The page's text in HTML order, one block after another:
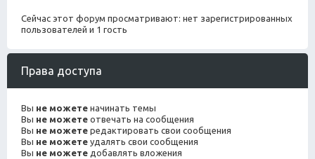
Сейчас этот форум просматривают: нет зарегистрированных
пользователей и 1 гость
Права доступа
Вы не можете начинать темы
Вы не можете отвечать на сообщения
Вы не можете редактировать свои сообщения
Вы не можете удалять свои сообщения
Вы не можете добавлять вложения